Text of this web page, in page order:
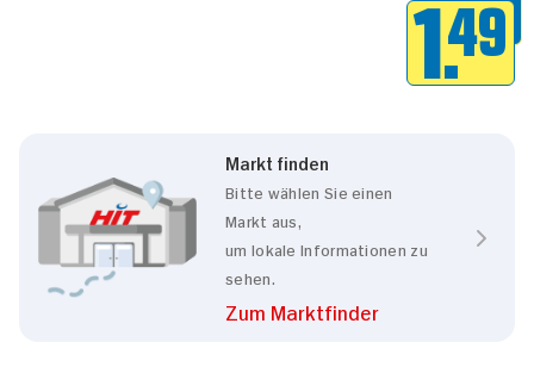
1.49
Markt finden
Bitte wählen Sie einen
Markt aus,
um lokale Informationen zu
sehen.
Zum Marktfinder